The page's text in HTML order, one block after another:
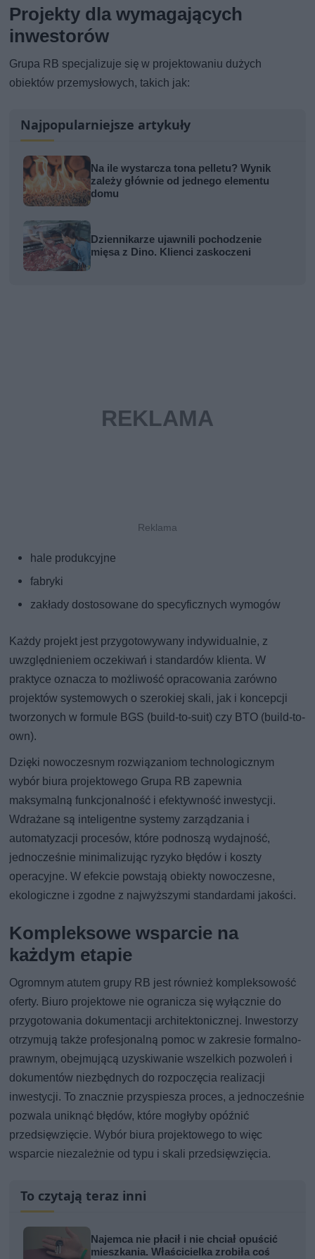
Projekty dla wymagających
inwestorów
Grupa RB specjalizuje się w projektowaniu dużych
obiektów przemysłowych, takich jak:
Najpopularniejsze artykuły
Na ile wystarcza tona pelletu? Wynik
zależy głównie od jednego elementu
domu
Dziennikarze ujawnili pochodzenie
mięsa z Dino. Klienci zaskoczeni
hale produkcyjne
fabryki
zakłady dostosowane do specyficznych wymogów
Każdy projekt jest przygotowywany indywidualnie, z
uwzględnieniem oczekiwań i standardów klienta. W
praktyce oznacza to możliwość opracowania zarówno
projektów systemowych o szerokiej skali, jak i koncepcji
tworzonych w formule BGS (build-to-suit) czy BTO (build-to-
own).
Dzięki nowoczesnym rozwiązaniom technologicznym
wybór biura projektowego Grupa RB zapewnia
maksymalną funkcjonalność i efektywność inwestycji.
Wdrażane są inteligentne systemy zarządzania i
automatyzacji procesów, które podnoszą wydajność,
jednocześnie minimalizując ryzyko błędów i koszty
operacyjne. W efekcie powstają obiekty nowoczesne,
ekologiczne i zgodne z najwyższymi standardami jakości.
Kompleksowe wsparcie na
każdym etapie
Ogromnym atutem grupy RB jest również kompleksowość
oferty. Biuro projektowe nie ogranicza się wyłącznie do
przygotowania dokumentacji architektonicznej. Inwestorzy
otrzymują także profesjonalną pomoc w zakresie formalno-
prawnym, obejmującą uzyskiwanie wszelkich pozwoleń i
dokumentów niezbędnych do rozpoczęcia realizacji
inwestycji. To znacznie przyspiesza proces, a jednocześnie
pozwala uniknąć błędów, które mogłyby opóźnić
przedsięwzięcie. Wybór biura projektowego to więc
wsparcie niezależnie od typu i skali przedsięwzięcia.
To czytają teraz inni
Najemca nie płacił i nie chciał opuścić
mieszkania. Właścicielka zrobiła coś